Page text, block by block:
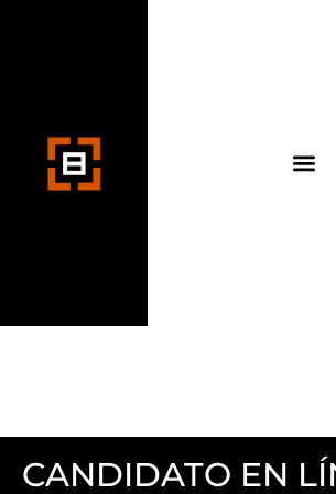
CANDIDATO EN